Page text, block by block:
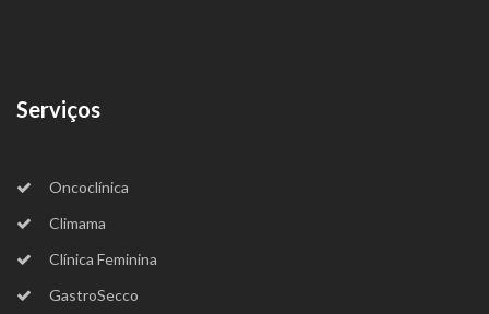
Serviços
Oncoclínica
Climama
Clínica Feminina
GastroSecco